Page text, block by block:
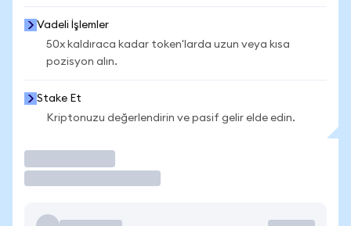
Vadeli İşlemler
50x kaldıraca kadar token'larda uzun veya kısa
pozisyon alın.
Stake Et
Kriptonuzu değerlendirin ve pasif gelir elde edin.